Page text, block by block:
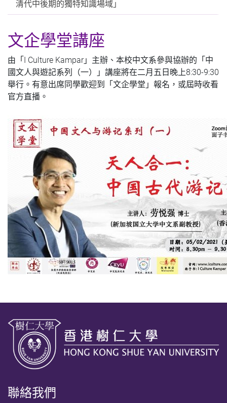
清代中後期的獨特知識場域」
文企學堂講座
由「I Culture Kampar」主辦、 本校中文系參與協辦的「中
國文人與遊記系列（一）」講座將在二月五日晚上8:30-9:30
舉行。有意出席同學歡迎到「文企學堂」報名，或屆時收看
官方直播。
聯絡我們